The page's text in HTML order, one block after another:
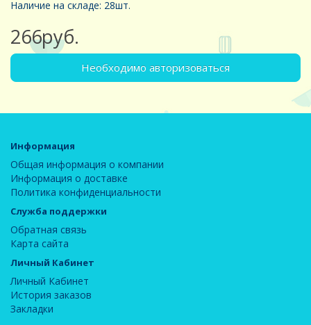
Наличие на складе: 28шт.
266руб.
Необходимо авторизоваться
Информация
Общая информация о компании
Информация о доставке
Политика конфиденциальности
Служба поддержки
Обратная связь
Карта сайта
Личный Кабинет
Личный Кабинет
История заказов
Закладки